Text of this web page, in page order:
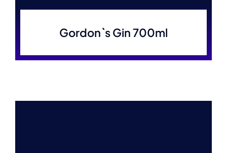
Gordon`s Gin 700ml